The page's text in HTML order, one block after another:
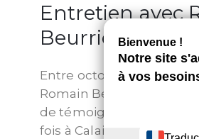
Entretien avec
Beurrier
Entre octobre 2015 et
Romain Beurrier,
de témoigner en se
fois à Calais